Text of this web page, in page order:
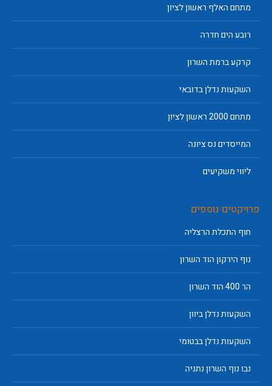
מתחם האלף ראשון לציון
רובע הים חדרה
קרקע ברמת השרון
השקעות נדלן בדובאי
מתחם 2000 ראשון לציון
המייסדים נס ציונה
ליווי משקיעים
פרויקטים נוספים
חוף התכלת הרצליה
נוף הירקון הוד השרון
הר 400 הוד השרון
השקעות נדלן ביוון
השקעות נדלן בבטומי
נבו נוף השרון נתניה